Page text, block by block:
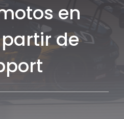
en
de